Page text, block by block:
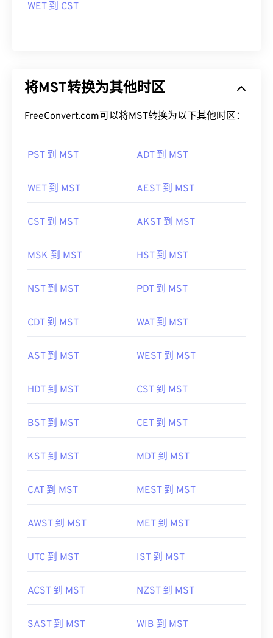
WET 到 CST
将MST转换为其他时区
FreeConvert.com可以将MST转换为以下其他时区：
PST 到 MST ADT 到 MST
WET 到 MST AEST 到 MST
CST 到 MST AKST 到 MST
MSK 到 MST HST 到 MST
NST 到 MST PDT 到 MST
CDT 到 MST WAT 到 MST
AST 到 MST WEST 到 MST
HDT 到 MST CST 到 MST
BST 到 MST CET 到 MST
KST 到 MST MDT 到 MST
CAT 到 MST MEST 到 MST
AWST 到 MST MET 到 MST
UTC 到 MST IST 到 MST
ACST 到 MST NZST 到 MST
SAST 到 MST WIB 到 MST